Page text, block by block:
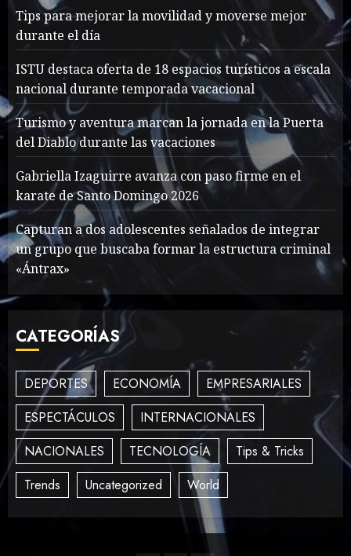
1
Searching for the
forgotten heroes of World
War Two
MAYO 14, 2024 860
2
What’s Scarier Than the
Sex Talk? Its About Weight
MAYO 14, 2024 862
3
How To Write Award
4
How Many of These Italian
Foods Have You Tried?
MAYO 14, 2024 811
Need to Know About the
Tips para mejorar la movilidad y moverse mejor
durante el día
ISTU destaca oferta de 18 espacios turísticos a escala
nacional durante temporada vacacional
Turismo y aventura marcan la jornada en la Puerta
del Diablo durante las vacaciones
Gabriella Izaguirre avanza con paso firme en el
karate de Santo Domingo 2026
Capturan a dos adolescentes señalados de integrar
un grupo que buscaba formar la estructura criminal
«Ántrax»
CATEGORÍAS
DEPORTES ECONOMÍA
EMPRESARIALES
ESPECTÁCULOS
INTERNACIONALES
NACIONALES
TECNOLOGÍA
Tips & Tricks
Trends
Uncategorized World